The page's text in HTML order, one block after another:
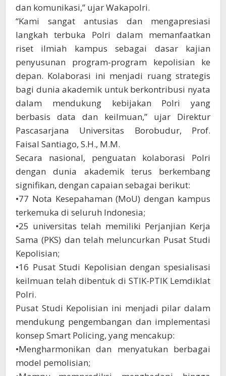
dan komunikasi,” ujar Wakapolri.
“Kami sangat antusias dan mengapresiasi
langkah terbuka Polri dalam memanfaatkan
riset ilmiah kampus sebagai dasar kajian
penyusunan program-program kepolisian ke
depan. Kolaborasi ini menjadi ruang strategis
bagi dunia akademik untuk berkontribusi nyata
dalam mendukung kebijakan Polri yang
berbasis data dan keilmuan,” ujar Direktur
Pascasarjana Universitas Borobudur, Prof.
Faisal Santiago, S.H., M.M.
Secara nasional, penguatan kolaborasi Polri
dengan dunia akademik terus berkembang
signifikan, dengan capaian sebagai berikut:
•77 Nota Kesepahaman (MoU) dengan kampus
terkemuka di seluruh Indonesia;
•25 universitas telah memiliki Perjanjian Kerja
Sama (PKS) dan telah meluncurkan Pusat Studi
Kepolisian;
•16 Pusat Studi Kepolisian dengan spesialisasi
keilmuan telah dibentuk di STIK-PTIK Lemdiklat
Polri.
Pusat Studi Kepolisian ini menjadi pilar dalam
mendukung pengembangan dan implementasi
konsep Smart Policing, yang mencakup:
•Mengharmonikan dan menyatukan berbagai
model pemolisian;